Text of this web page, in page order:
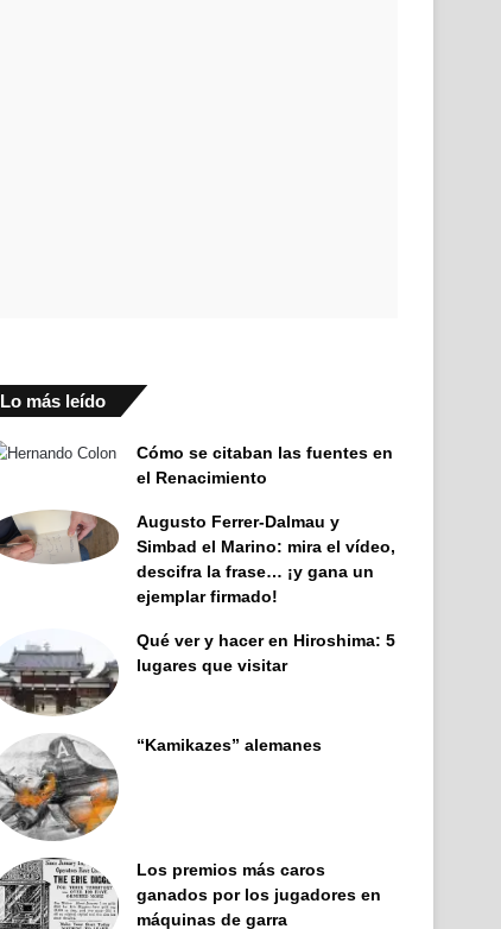
Lo más leído
Cómo se citaban las fuentes en
el Renacimiento
Augusto Ferrer-Dalmau y
Simbad el Marino: mira el vídeo,
descifra la frase… ¡y gana un
ejemplar firmado!
Qué ver y hacer en Hiroshima: 5
lugares que visitar
“Kamikazes” alemanes
Los premios más caros
ganados por los jugadores en
máquinas de garra